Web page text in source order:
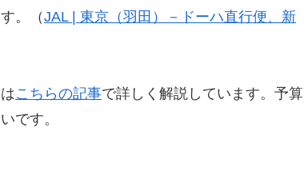
。（JAL | 東京（羽田）－ドーハ直行便、新
こちらの記事で詳しく解説しています。予算
です。